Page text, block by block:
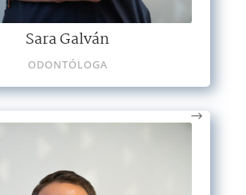
Sara Galván
ODONTÓLOGA